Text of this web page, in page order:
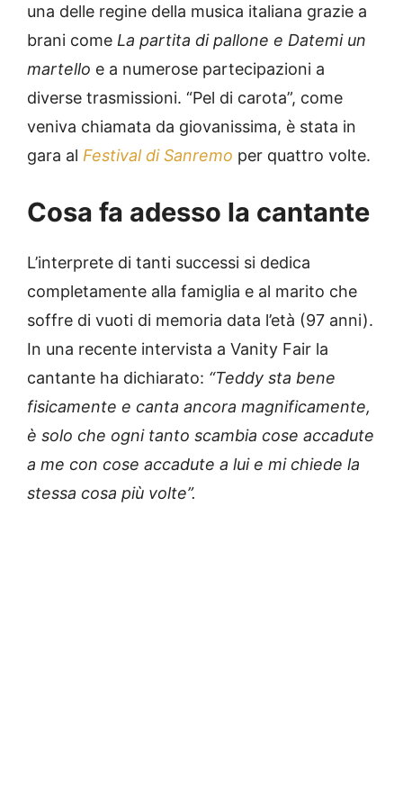
una delle regine della musica italiana grazie a
brani come La partita di pallone e Datemi un
martello e a numerose partecipazioni a
diverse trasmissioni. “Pel di carota”, come
veniva chiamata da giovanissima, è stata in
gara al Festival di Sanremo per quattro volte.
Cosa fa adesso la cantante
L’interprete di tanti successi si dedica
completamente alla famiglia e al marito che
soffre di vuoti di memoria data l’età (97 anni).
In una recente intervista a Vanity Fair la
cantante ha dichiarato: “Teddy sta bene
fisicamente e canta ancora magnificamente,
è solo che ogni tanto scambia cose accadute
a me con cose accadute a lui e mi chiede la
stessa cosa più volte”.